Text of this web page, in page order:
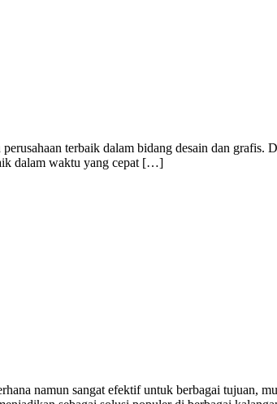
terbaik dalam bidang desain dan grafis.
dalam waktu yang cepat […]
namun sangat efektif untuk berbagai tujuan,